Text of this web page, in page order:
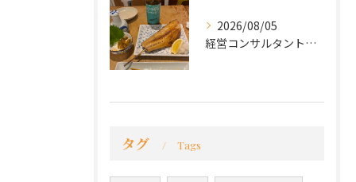
2026/08/05
経営コンサルタントのモーちゃん・毛利京申です。
タグ Tags